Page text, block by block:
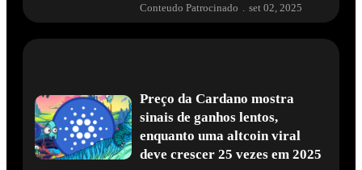
Conteudo Patrocinado . set 02, 2025
Preço da Cardano mostra
sinais de ganhos lentos,
enquanto uma altcoin viral
deve crescer 25 vezes em 2025